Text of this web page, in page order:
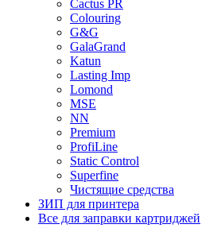
Cactus PR
Colouring
G&G
GalaGrand
Katun
Lasting Imp
Lomond
MSE
NN
Premium
ProfiLine
Static Control
Superfine
Чистящие средства
ЗИП для принтера
Все для заправки картриджей